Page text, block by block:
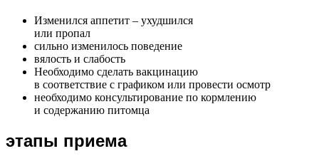
Изменился аппетит – ухудшился
или пропал
сильно изменилось поведение
вялость и слабость
Необходимо сделать вакцинацию
в соответствие с графиком или провести осмотр
необходимо консультирование по кормлению
и содержанию питомца
этапы приема